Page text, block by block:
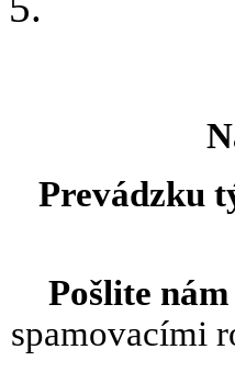
Prevádzku
Pošlite
spamovacími